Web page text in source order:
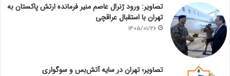
تصاویر: ورود ژنرال عاصم منیر فرمانده ارتش پاکستان به
تهران با استقبال عراقچی
1405/01/26
تصاویر؛ تهران در سایه آتش‌بس و سوگواری